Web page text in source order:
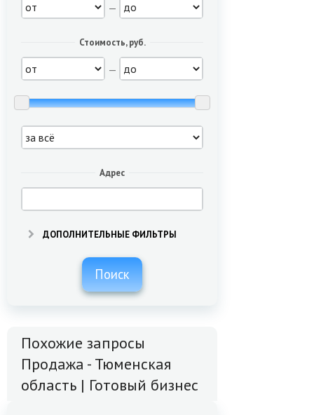
—
Стоимость, руб.
—
Адрес
ДОПОЛНИТЕЛЬНЫЕ ФИЛЬТРЫ
Поиск
Похожие запросы
Продажа - Тюменская
область | Готовый бизнес